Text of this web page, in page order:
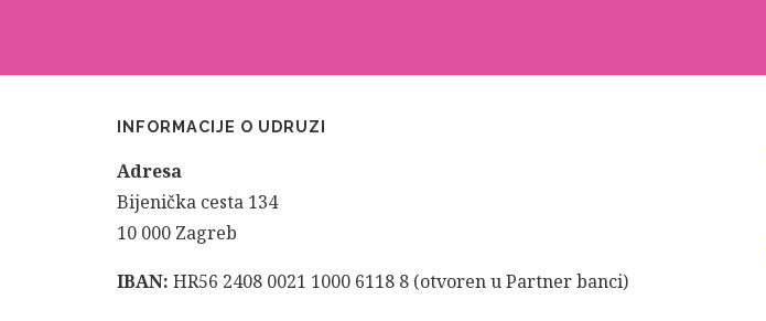
INFORMACIJE O UDRUZI
Adresa
Bijenička cesta 134
10 000 Zagreb
IBAN: HR56 2408 0021 1000 6118 8 (otvoren u Partner banci)